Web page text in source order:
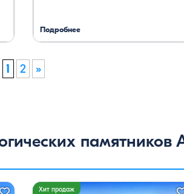
Подробнее
1 2 »
памятников
Хит продаж